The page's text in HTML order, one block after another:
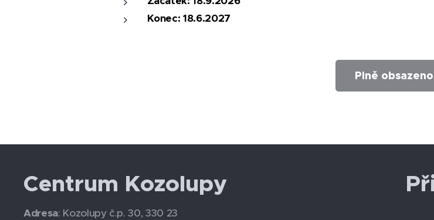
Konec: 18.6.2027
Plně obsazeno
Centrum Kozolupy
Adresa: Kozolupy č.p. 30, 330 23